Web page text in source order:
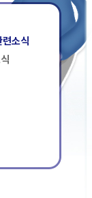
련소식